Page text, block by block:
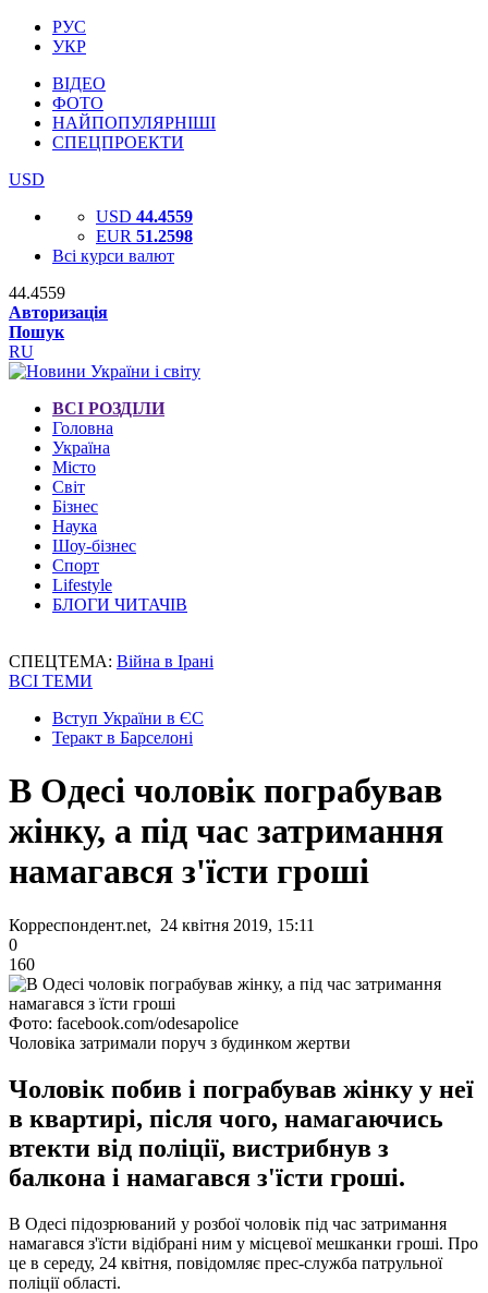
РУС
УКР
ВІДЕО
ФОТО
НАЙПОПУЛЯРНІШІ
СПЕЦПРОЕКТИ
USD
USD 44.4559
EUR 51.2598
Всі курси валют
44.4559
Авторизація
Пошук
RU
ВСІ РОЗДІЛИ
Головна
Україна
Місто
Світ
Бізнес
Наука
Шоу-бізнес
Спорт
Lifestyle
БЛОГИ ЧИТАЧІВ
СПЕЦТЕМА: Війна в Ірані
ВСІ ТЕМИ
Вступ України в ЄС
Теракт в Барселоні
В Одесі чоловік пограбував
жінку, а під час затримання
намагався з'їсти гроші
Корреспондент.net, 24 квітня 2019, 15:11
0
160
Фото: facebook.com/odesapolice
Чоловіка затримали поруч з будинком жертви
Чоловік побив і пограбував жінку у неї
в квартирі, після чого, намагаючись
втекти від поліції, вистрибнув з
балкона і намагався з'їсти гроші.
В Одесі підозрюваний у розбої чоловік під час затримання
намагався з'їсти відібрані ним у місцевої мешканки гроші. Про
це в середу, 24 квітня, повідомляє прес-служба патрульної
поліції області.